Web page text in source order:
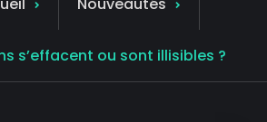
s’effacent ou sont illisibles ?